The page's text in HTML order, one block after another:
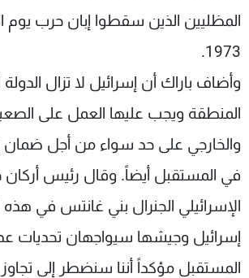
المظليين الذين سقطوا إبان حرب يوم
1973.
وأضاف باراك أن إسرائيل لا تزال
المنطقة ويجب عليها العمل على
والخارجي على حد سواء من أجل ضمان
في المستقبل أيضاً. وقال رئيس
الإسرائيلي الجنرال بني غانتس في هذه
إسرائيل وجيشها سيواجهان تحديات
المستقبل مؤكداً أننا سنضطر إلى